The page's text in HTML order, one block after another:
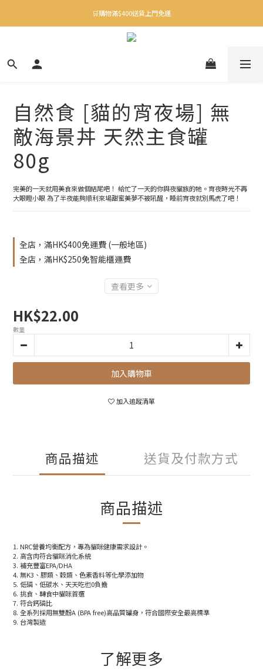
✨下載Three Little Meow App 即享多重禮遇！
🛒購物滿$400送貨上門免運
✨下載Three Little Meow App 即享多重禮遇！
自然食 [貓的宵夜場] 無
敵海景丼 天然主食罐
80g
完美的一天就用美食來做個結尾吧！ 給忙了一天的你與夜貓族的牠。宵夜時光不再
大眼瞪小眼 為了半夜能夠順利來場甜蜜美夢不被吼醒，睡前宵夜就別馬虎了吧！
全店，滿HK$400免運費 (一般地區)
全店，滿HK$250免智能櫃運費
查看更多
HK$22.00
數量
加入購物車
加入追蹤清單
商品描述 送貨及付款方式
商品描述
1. NRC營養均衡配方，專為貓咪健康需求設計。
2. 高含肉符合貓咪消化系統
3. 補充豐富EPA/DHA
4. 無K3、膠類、穀類、色素香料等化學添加物
5. 低磷、低碳水、天天吃也0負擔
6. 挑食、轉食中貓咪首選
7. 符合鈣磷比
8. 全系列採用無雙酚A (BPA free)高品質罐身，符合國際安全最高標準
9. 台灣製造
了解更多